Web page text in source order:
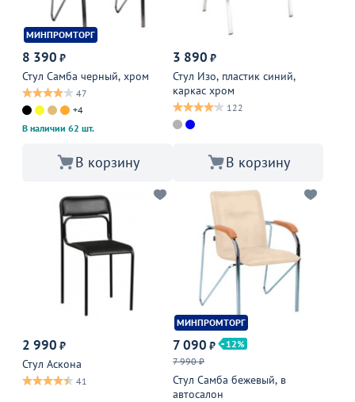
МИНПРОМТОРГ
8 390 ₽
Стул Самба черный, хром
47
+4
В наличии 62 шт.
В корзину
3 890 ₽
Стул Изо, пластик синий,
каркас хром
122
В корзину
2 990 ₽
Стул Аскона
41
МИНПРОМТОРГ
7 090 ₽
12
7 990 ₽
Стул Самба бежевый, в
автосалон